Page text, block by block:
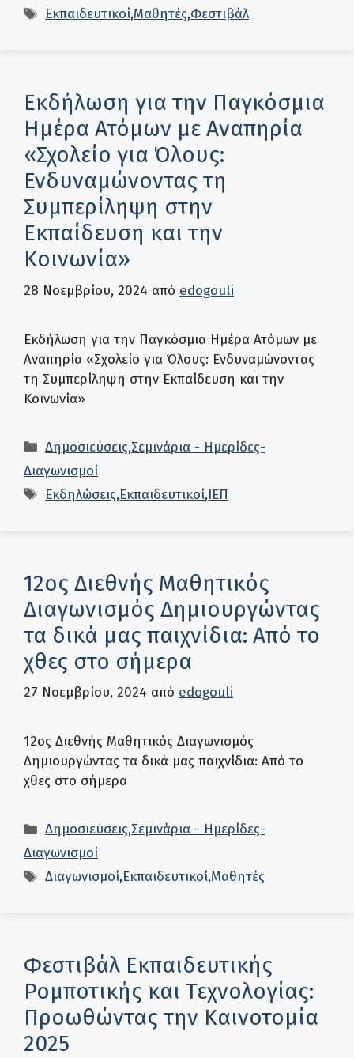
Ετικέτες
Εκπαιδευτικοί,Μαθητές,Φεστιβάλ
Εκδήλωση για την Παγκόσμια
Ημέρα Ατόμων με Αναπηρία
«Σχολείο για Όλους:
Ενδυναμώνοντας τη
Συμπερίληψη στην
Εκπαίδευση και την
Κοινωνία»
28 Νοεμβρίου, 2024 από edogouli
Εκδήλωση για την Παγκόσμια Ημέρα Ατόμων με
Αναπηρία «Σχολείο για Όλους: Ενδυναμώνοντας
τη Συμπερίληψη στην Εκπαίδευση και την
Κοινωνία»
Κατηγορίες
Δημοσιεύσεις,Σεμινάρια - Ημερίδες-
Διαγωνισμοί
Ετικέτες
Εκδηλώσεις,Εκπαιδευτικοί,ΙΕΠ
12ος Διεθνής Μαθητικός
Διαγωνισμός Δημιουργώντας
τα δικά μας παιχνίδια: Από το
χθες στο σήμερα
27 Νοεμβρίου, 2024 από edogouli
12ος Διεθνής Μαθητικός Διαγωνισμός
Δημιουργώντας τα δικά μας παιχνίδια: Από το
χθες στο σήμερα
Κατηγορίες
Δημοσιεύσεις,Σεμινάρια - Ημερίδες-
Διαγωνισμοί
Ετικέτες
Διαγωνισμοί,Εκπαιδευτικοί,Μαθητές
Φεστιβάλ Εκπαιδευτικής
Ρομποτικής και Τεχνολογίας:
Προωθώντας την Καινοτομία
2025